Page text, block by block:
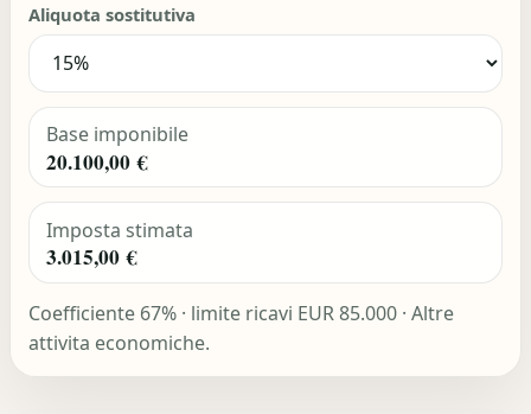
Aliquota sostitutiva
Base imponibile
20.100,00 €
Imposta stimata
3.015,00 €
Coefficiente 67% · limite ricavi EUR 85.000 · Altre
attivita economiche.